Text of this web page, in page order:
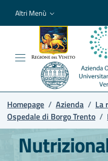
Altri Menù
Homepage / Azienda / La
Ospedale di Borgo Trento /